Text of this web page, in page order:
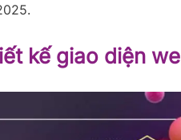
kế giao diện